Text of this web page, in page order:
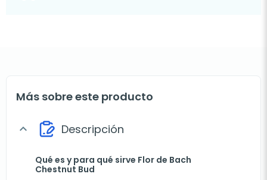
Más sobre este producto
expand_more Descripción
Qué es y para qué sirve Flor de Bach
Chestnut Bud